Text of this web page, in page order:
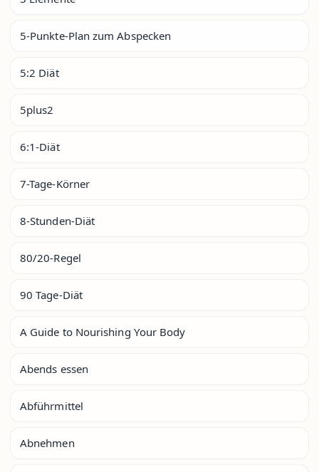
5-Punkte-Plan zum Abspecken
5:2 Diät
5plus2
6:1-Diät
7-Tage-Körner
8-Stunden-Diät
80/20-Regel
90 Tage-Diät
A Guide to Nourishing Your Body
Abends essen
Abführmittel
Abnehmen